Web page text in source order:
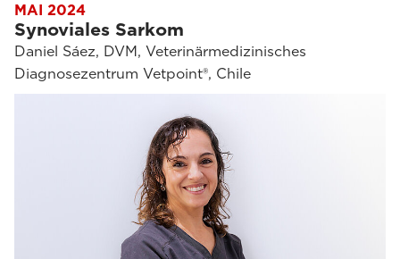
MAI 2024
Synoviales Sarkom
Daniel Sáez, DVM, Veterinärmedizinisches
Diagnosezentrum Vetpoint®, Chile